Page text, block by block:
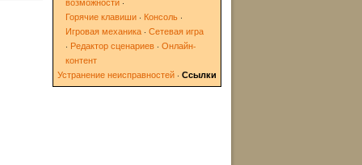
Горячие клавиши · Консоль ·
Игровая механика · Сетевая игра
· Редактор сценариев · Онлайн-
контент
Устранение неисправностей · Ссылки